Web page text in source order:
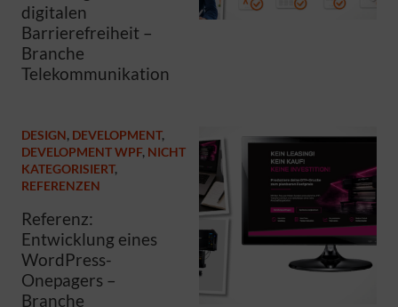
digitalen
Barrierefreiheit –
Branche
Telekommunikation
DESIGN, DEVELOPMENT,
DEVELOPMENT WPF, NICHT
KATEGORISIERT,
REFERENZEN
Referenz:
Entwicklung eines
WordPress-
Onepagers –
Branche